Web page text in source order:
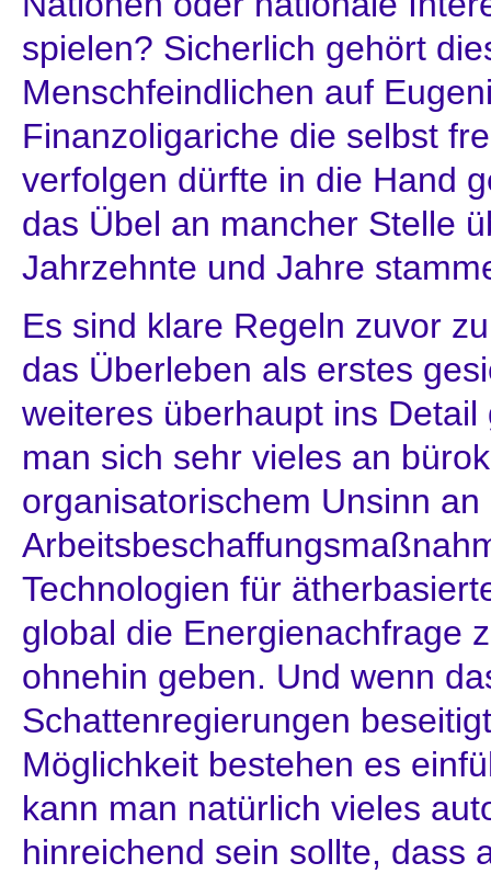
spielen? Sicherlich gehört
Menschfeindlichen auf
Finanzoligariche die selbst
verfolgen dürfte in die Hand
das Übel an mancher Stelle
Jahrzehnte und Jahre
Es sind klare Regeln zuvor
das Überleben als erstes
weiteres überhaupt ins
man sich sehr vieles an
organisatorischem Unsinn an
Technologien für
global die Energienachfrage
ohnehin geben. Und wenn
Schattenregierungen
Möglichkeit bestehen es
kann man natürlich vieles
hinreichend sein sollte, dass